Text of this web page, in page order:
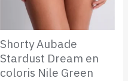
Shorty Aubade
Stardust Dream en
coloris Nile Green